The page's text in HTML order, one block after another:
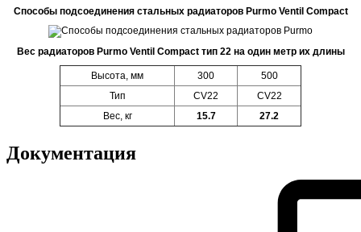
Способы подсоединения стальных радиаторов Purmo Ventil Compact
Вес радиаторов Purmo Ventil Compact тип 22 на один метр их длины
Высота, мм 300
500
Тип
CV22
CV22
Вес, кг
15.7 27.2
Документация